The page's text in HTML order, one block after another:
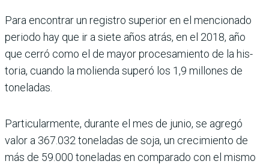
Para encontrar un registro superior en el mencionado
periodo hay que ir a siete años atrás, en el 2018, año
que cerró como el de mayor procesamiento de la his­
toria, cuando la molienda superó los 1,9 millones de
toneladas.
Particularmente, durante el mes de junio, se agregó
valor a 367.032 toneladas de soja, un crecimiento de
más de 59.000 tonela­das en comparado con el mismo